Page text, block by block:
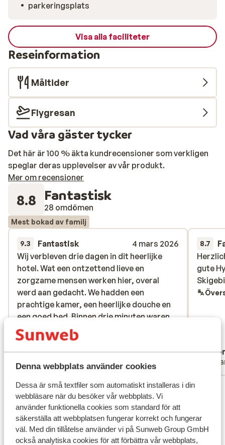
Denna webbplats använder cookies
Dessa är små textfiler som automatiskt installeras i din
webbläsare när du besöker vår webbplats. Vi
använder funktionella cookies som standard för att
säkerställa att webbplatsen fungerar korrekt och fungerar
väl. Med din tillåtelse använder vi på Sunweb Group GmbH
också analytiska cookies för att förbättra vår webbplats,
parkeringsplats
Visa alla faciliteter
Reseinformation
Måltider
Flygresan
Vad våra gäster tycker
Det här är 100 % äkta kundrecensioner som verkligen
speglar deras upplevelser av vår produkt.
Mer om recensioner
8.8 Fantastisk
28 omdömen
Mest bokad av familj
9.3 Fantastisk
4 mars 2026
Wij verbleven drie dagen in dit heerlijke
hotel. Wat een ontzettend lieve en
zorgzame mensen werken hier, overal
werd aan gedacht. We hadden een
prachtige kamer, een heerlijke douche en
een goed bed. Binnen drie minuten waren
we met de skibus bij de gondel, waar we
drie heerlijke dagen hebben geskied. Het
eten ’s avonds was ontzettend goed. Echt
een aanrader! Wij komen hier graag nog
Wij verbleven drie dagen in dit heerlijke
hotel. Wat een ontzettend lieve en
zorgzame mensen werken hier, overal
werd aan gedacht. We hadden een
prachtige kamer, een heerlijke douche en
een goed bed. Binnen drie minuten waren
we met de skibus bij de go...
Översätt till svenska
Femke
Partner
8.7
gute
gute
Visa alla 28 omdömen
Läge